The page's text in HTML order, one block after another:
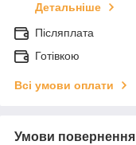
Детальніше
Післяплата
Готівкою
Всі умови оплати
Умови повернення